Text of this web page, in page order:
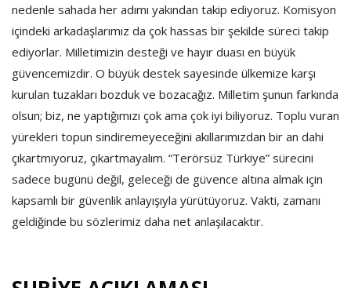
nedenle sahada her adımı yakından takip ediyoruz. Komisyon
içindeki arkadaşlarımız da çok hassas bir şekilde süreci takip
ediyorlar. Milletimizin desteği ve hayır duası en büyük
güvencemizdir. O büyük destek sayesinde ülkemize karşı
kurulan tuzakları bozduk ve bozacağız. Milletim şunun farkında
olsun; biz, ne yaptığımızı çok ama çok iyi biliyoruz. Toplu vuran
yürekleri topun sindiremeyeceğini akıllarımızdan bir an dahi
çıkartmıyoruz, çıkartmayalım. “Terörsüz Türkiye” sürecini
sadece bugünü değil, geleceği de güvence altına almak için
kapsamlı bir güvenlik anlayışıyla yürütüyoruz. Vakti, zamanı
geldiğinde bu sözlerimiz daha net anlaşılacaktır.